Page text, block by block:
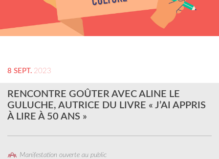
8 SEPT. 2023
RENCONTRE GOÛTER AVEC ALINE LE
GULUCHE, AUTRICE DU LIVRE « J’AI APPRIS
À LIRE À 50 ANS »
Manifestation ouverte au public